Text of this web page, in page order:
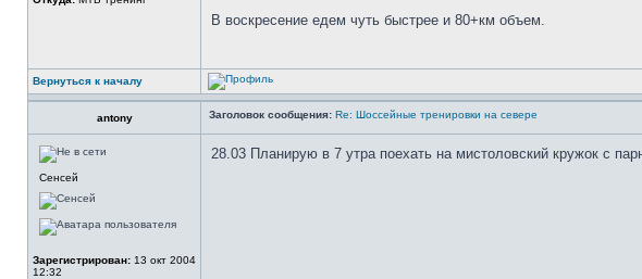
В воскресение едем чуть быстрее и 80+км объем.
Вернуться к началу
antony Заголовок сообщения: Re: Шоссейные тренировки на севере
Сенсей
Зарегистрирован: 13 окт 2004
12:32
28.03 Планирую в 7 утра поехать на мистоловский кружок с